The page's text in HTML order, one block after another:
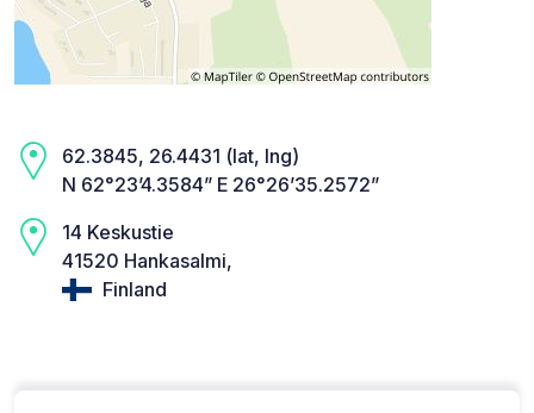
62.3845, 26.4431 (lat, lng)
N 62°23’4.3584” E 26°26’35.2572”
14 Keskustie
41520 Hankasalmi,
Finland